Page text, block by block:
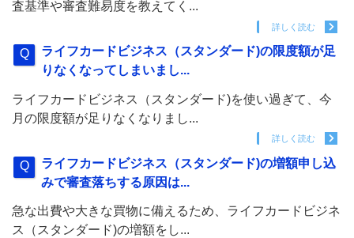
査基準や審査難易度を教えてく...
詳しく読む
ライフカードビジネス（スタンダード)の限度額が足
りなくなってしまいまし...
ライフカードビジネス（スタンダード)を使い過ぎて、今
月の限度額が足りなくなりまし...
詳しく読む
ライフカードビジネス（スタンダード)の増額申し込
みで審査落ちする原因は...
急な出費や大きな買物に備えるため、ライフカードビジネ
ス（スタンダード)の増額をし...